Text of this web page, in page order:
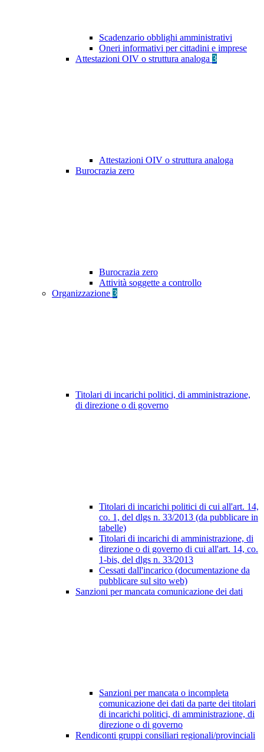
Scadenzario obblighi amministrativi
Oneri informativi per cittadini e imprese
Attestazioni OIV o struttura analoga 3
Attestazioni OIV o struttura analoga
Burocrazia zero
Burocrazia zero
Attività soggette a controllo
Organizzazione 3
Titolari di incarichi politici, di amministrazione,
di direzione o di governo
Titolari di incarichi politici di cui all'art. 14,
co. 1, del dlgs n. 33/2013 (da pubblicare in
tabelle)
Titolari di incarichi di amministrazione, di
direzione o di governo di cui all'art. 14, co.
1-bis, del dlgs n. 33/2013
Cessati dall'incarico (documentazione da
pubblicare sul sito web)
Sanzioni per mancata comunicazione dei dati
Sanzioni per mancata o incompleta
comunicazione dei dati da parte dei titolari
di incarichi politici, di amministrazione, di
direzione o di governo
Rendiconti gruppi consiliari regionali/provinciali